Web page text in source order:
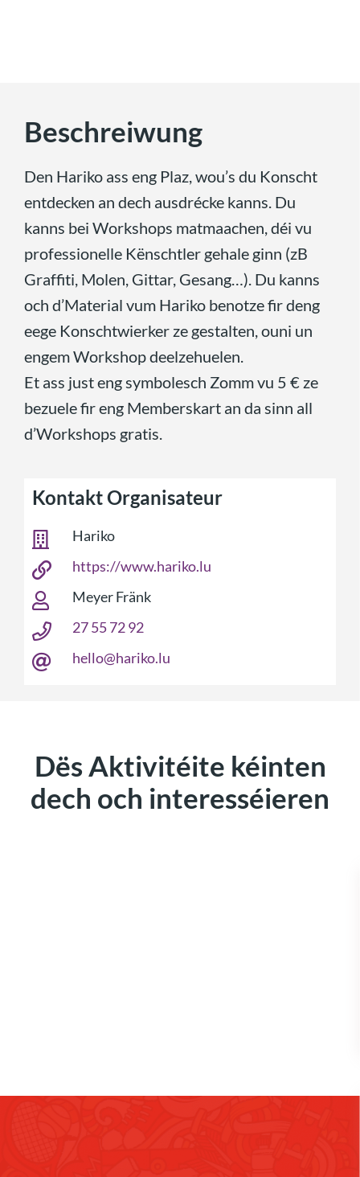
Beschreiwung
Den Hariko ass eng Plaz, wou’s du Konscht
entdecken an dech ausdrécke kanns. Du
kanns bei Workshops matmaachen, déi vu
professionelle Kënschtler gehale ginn (zB
Graffiti, Molen, Gittar, Gesang…). Du kanns
och d’Material vum Hariko benotze fir deng
eege Konschtwierker ze gestalten, ouni un
engem Workshop deelzehuelen.
Et ass just eng symbolesch Zomm vu 5 € ze
bezuele fir eng Memberskart an da sinn all
d’Workshops gratis.
Kontakt Organisateur
Hariko
https://www.hariko.lu
Meyer Fränk
27 55 72 92
hello@hariko.lu
Dës Aktivitéite kéinten
dech och interesséieren